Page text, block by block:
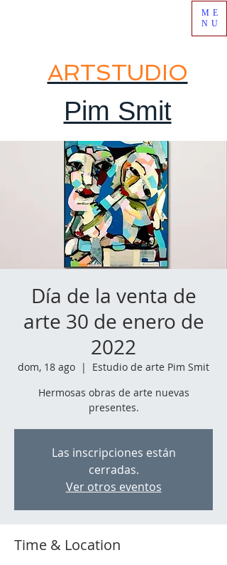
ARTSTUDIO
Pim Smit
ME
NU
Día de la venta de
arte 30 de enero de
2022
dom, 18 ago
  |
Estudio de arte Pim Smit
Hermosas obras de arte nuevas
presentes.
Las inscripciones están
cerradas.
Ver otros eventos
Time & Location